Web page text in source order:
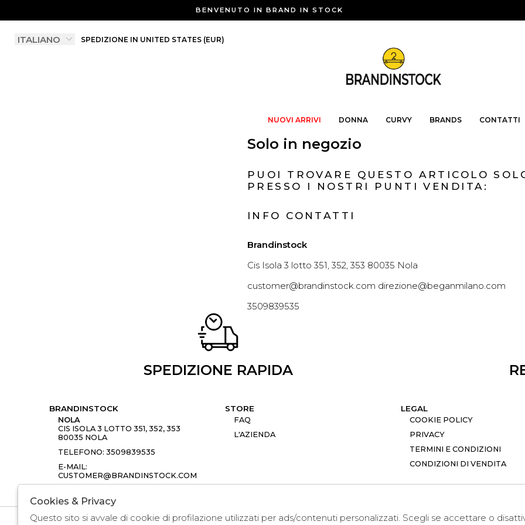
BENVENUTO IN BRAND IN STOCK
SPEDIZIONE IN UNITED STATES (EUR)
NUOVI ARRIVI DONNA CURVY BRANDS CONTATTI
Solo in negozio
PUOI TROVARE QUESTO ARTICOLO
PRESSO I NOSTRI PUNTI VENDITA:
INFO CONTATTI
Brandinstock
Cis Isola 3 lotto 351, 352, 353 80035 Nola
customer@brandinstock.com direzione@beganmilano.com
3509839535
SPEDIZIONE RAPIDA
BRANDINSTOCK
NOLA
CIS ISOLA 3 LOTTO 351, 352, 353
80035 NOLA
TELEFONO: 3509839535
E-MAIL:
CUSTOMER@BRANDINSTOCK.COM
STORE
FAQ
L'AZIENDA
LEGAL
COOKIE POLICY
PRIVACY
TERMINI E CONDIZIONI
CONDIZIONI DI VENDITA
Cookies & Privacy
Questo sito si avvale di cookie di profilazione utilizzati per ads/contenuti personalizzati. Scegli se accettare o